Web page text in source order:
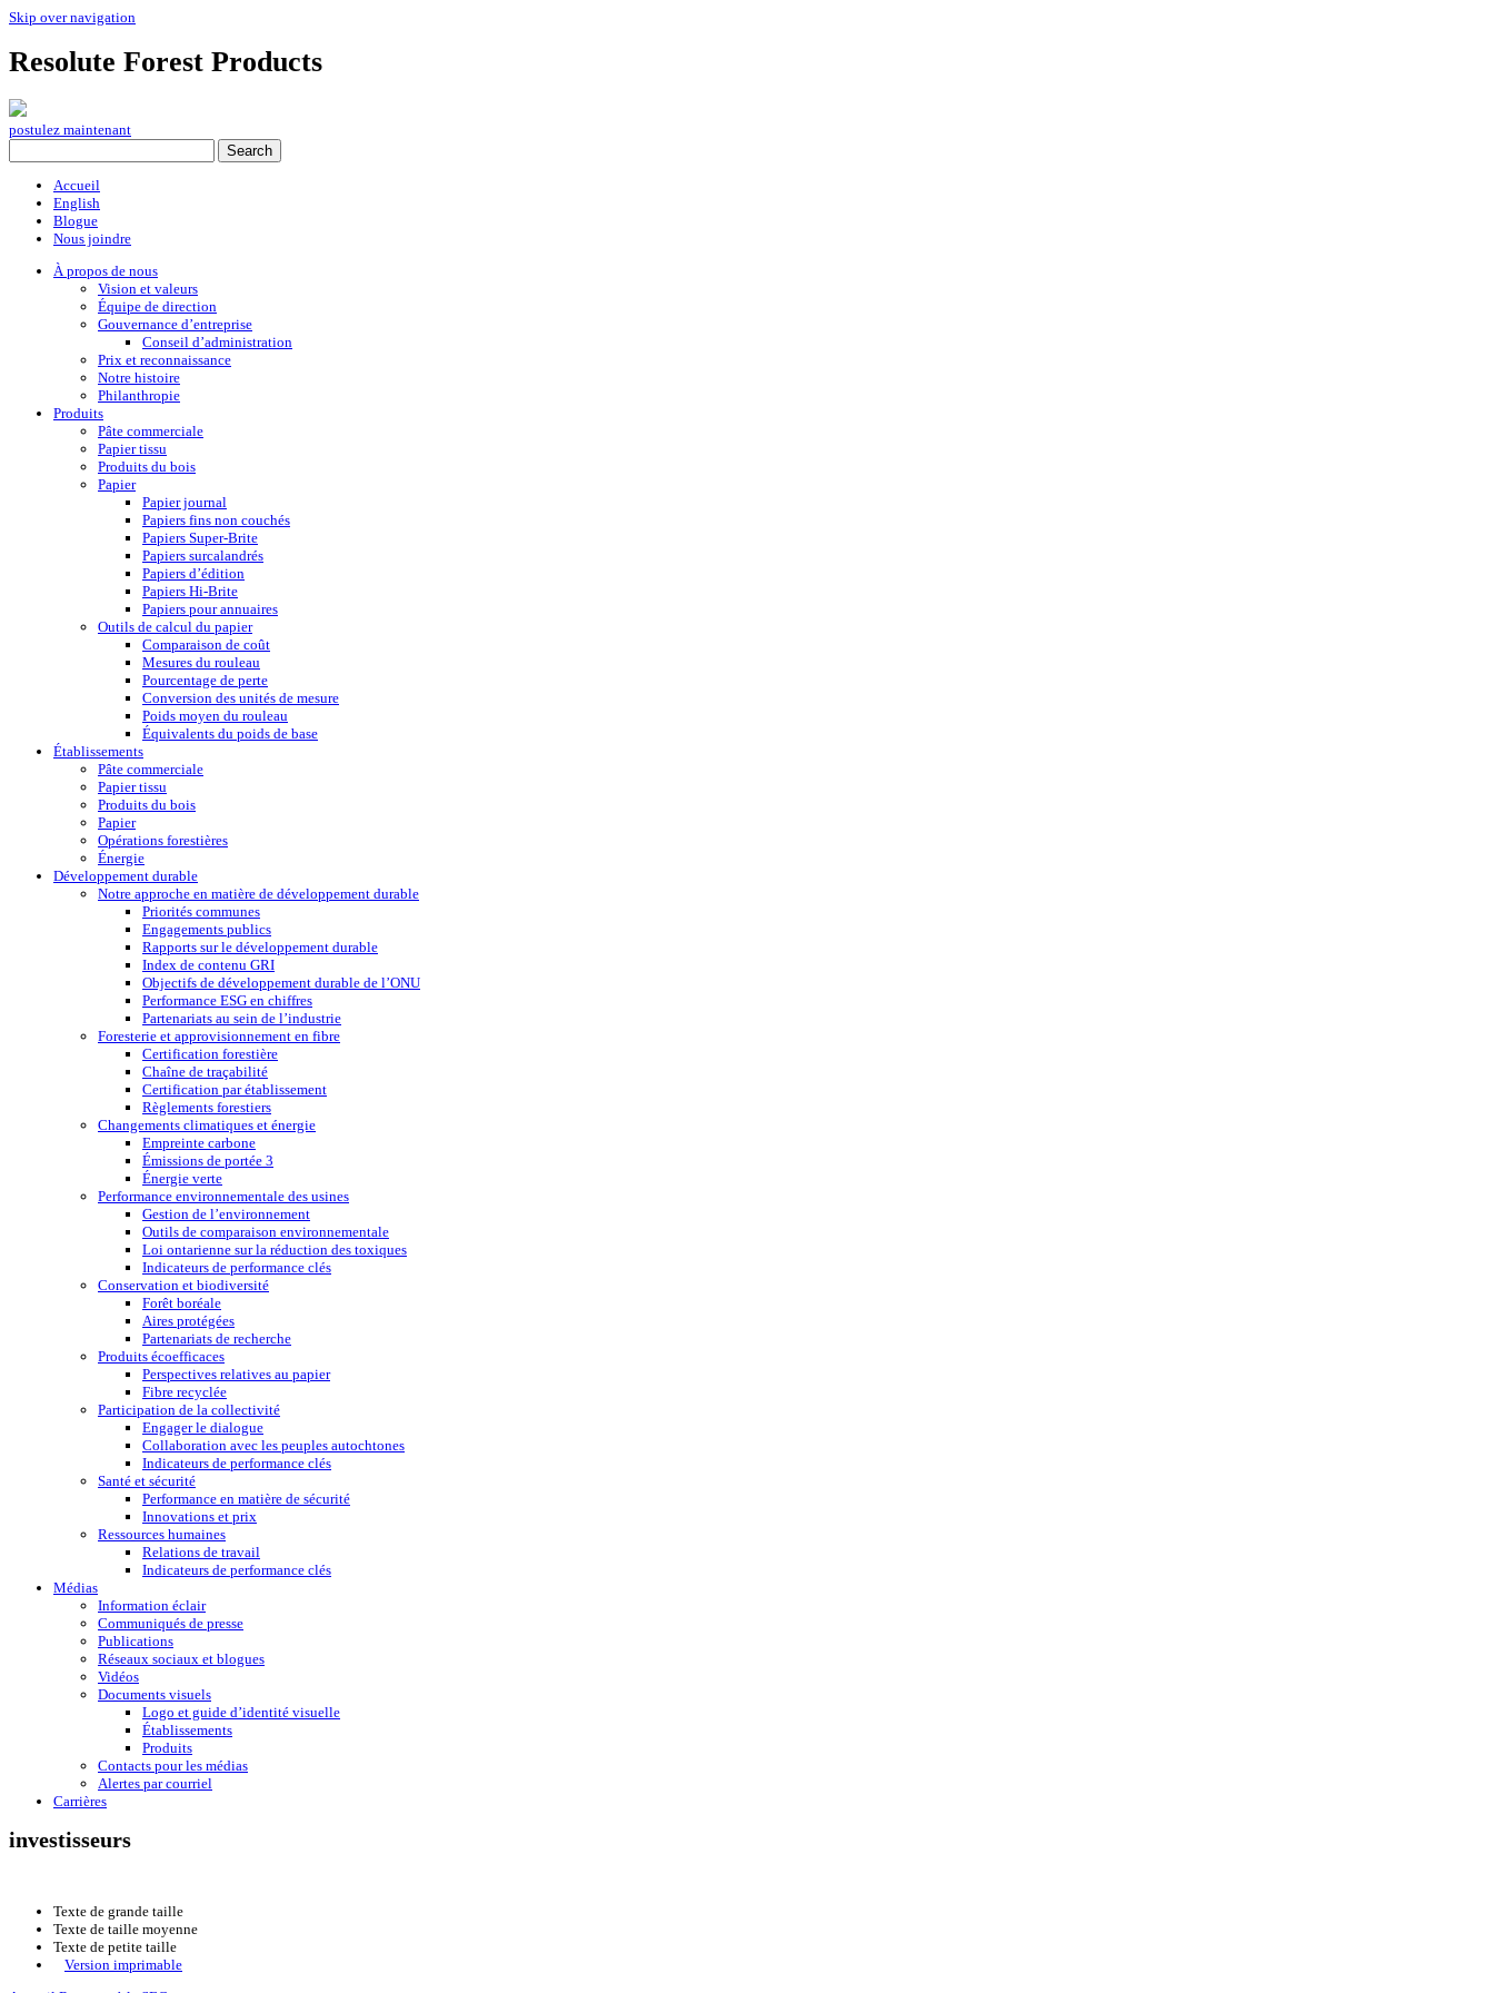
Skip over navigation
Resolute Forest Products
postulez maintenant
Accueil
English
Blogue
Nous joindre
À propos de nous
Vision et valeurs
Équipe de direction
Gouvernance d’entreprise
Conseil d’administration
Prix et reconnaissance
Notre histoire
Philanthropie
Produits
Pâte commerciale
Papier tissu
Produits du bois
Papier
Papier journal
Papiers fins non couchés
Papiers Super-Brite
Papiers surcalandrés
Papiers d’édition
Papiers Hi-Brite
Papiers pour annuaires
Outils de calcul du papier
Comparaison de coût
Mesures du rouleau
Pourcentage de perte
Conversion des unités de mesure
Poids moyen du rouleau
Équivalents du poids de base
Établissements
Pâte commerciale
Papier tissu
Produits du bois
Papier
Opérations forestières
Énergie
Développement durable
Notre approche en matière de développement durable
Priorités communes
Engagements publics
Rapports sur le développement durable
Index de contenu GRI
Objectifs de développement durable de l’ONU
Performance ESG en chiffres
Partenariats au sein de l’industrie
Foresterie et approvisionnement en fibre
Certification forestière
Chaîne de traçabilité
Certification par établissement
Règlements forestiers
Changements climatiques et énergie
Empreinte carbone
Émissions de portée 3
Énergie verte
Performance environnementale des usines
Gestion de l’environnement
Outils de comparaison environnementale
Loi ontarienne sur la réduction des toxiques
Indicateurs de performance clés
Conservation et biodiversité
Forêt boréale
Aires protégées
Partenariats de recherche
Produits écoefficaces
Perspectives relatives au papier
Fibre recyclée
Participation de la collectivité
Engager le dialogue
Collaboration avec les peuples autochtones
Indicateurs de performance clés
Santé et sécurité
Performance en matière de sécurité
Innovations et prix
Ressources humaines
Relations de travail
Indicateurs de performance clés
Médias
Information éclair
Communiqués de presse
Publications
Réseaux sociaux et blogues
Vidéos
Documents visuels
Logo et guide d’identité visuelle
Établissements
Produits
Contacts pour les médias
Alertes par courriel
Carrières
investisseurs
Texte de grande taille
Texte de taille moyenne
Texte de petite taille
Version imprimable